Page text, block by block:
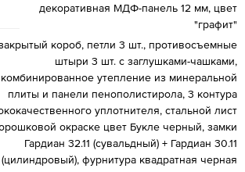
декоративная МДФ-панель 12 мм, цвет
"графит"
короб, петли 3 шт., противосъемные
штыри 3 шт. с заглушками-чашками,
комбинированное утепление из минеральной
плиты и панели пенополистирола, 3 контура
уплотнителя, стальной лист
окраске цвет Букле черный, замки
Гардиан 32.11 (сувальдный) + Гардиан 30.11
(цилиндровый), фурнитура квадратная черная